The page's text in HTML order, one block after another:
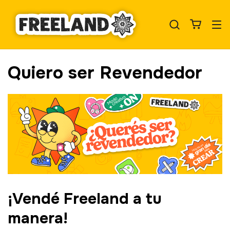
Quiero ser Revendedor
¡Vendé Freeland a tu
manera!